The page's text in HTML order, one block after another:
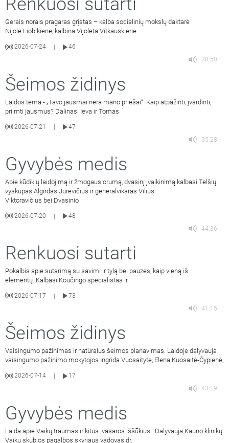
Gerais norais pragaras grįstas – kalba socialinių mokslų daktarė
Nijolė Liobikienė, kalbina Vijoleta Vitkauskienė.
2026-07-24
46
38:50
Šeimos židinys
Laidos tema - „Tavo jausmai nėra mano priešai“. Kaip atpažinti, įvardinti,
priimti jausmus? Dalinasi Ieva ir Tomas
2026-07-21
47
35:28
Gyvybės medis
Apie kūdikių laidojimą ir žmogaus orumą, dvasinį įvaikinimą kalbasi Telšių
vyskupas Algirdas Jurevičius ir generalvikaras Vilius
Viktoravičius bei Dvasinio
2026-07-20 |
48
44:36
Renkuosi sutarti
Pokalbis apie sutarimą su savimi ir tylą bei pauzes, kaip vieną iš
elementų. Kalbasi Koučingo specialistas ir
2026-07-17 |
73
41:15
Šeimos židinys
Vaisingumo pažinimas ir natūralus šeimos planavimas. Laidoje dalyvauja
vaisingumo pažinimo mokytojos Ingrida Vuosaitytė, Elena Kuosaitė-Čypienė,
2026-07-14
17
43:19
Gyvybės medis
Laida apie Vaikų traumas ir kitus vasaros iššūkius. Dalyvauja Kauno klinikų
Vaikų skubios pagalbos skyriaus vadovas dr.